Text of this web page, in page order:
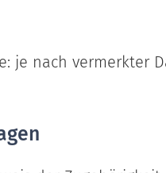
je nach vermerkter